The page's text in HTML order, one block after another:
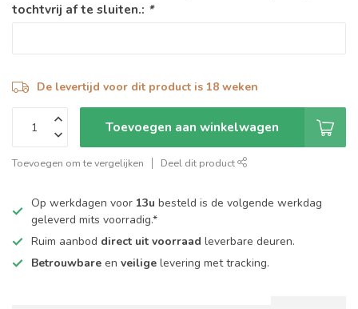
tochtvrij af te sluiten.: *
De levertijd voor dit product is 18 weken
Toevoegen aan winkelwagen
Toevoegen om te vergelijken Deel dit product
Op werkdagen voor 13u besteld is de volgende werkdag
geleverd mits voorradig.*
Ruim aanbod direct uit voorraad leverbare deuren.
Betrouwbare en veilige levering met tracking.